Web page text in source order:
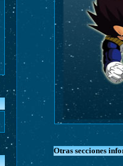
Otras secciones